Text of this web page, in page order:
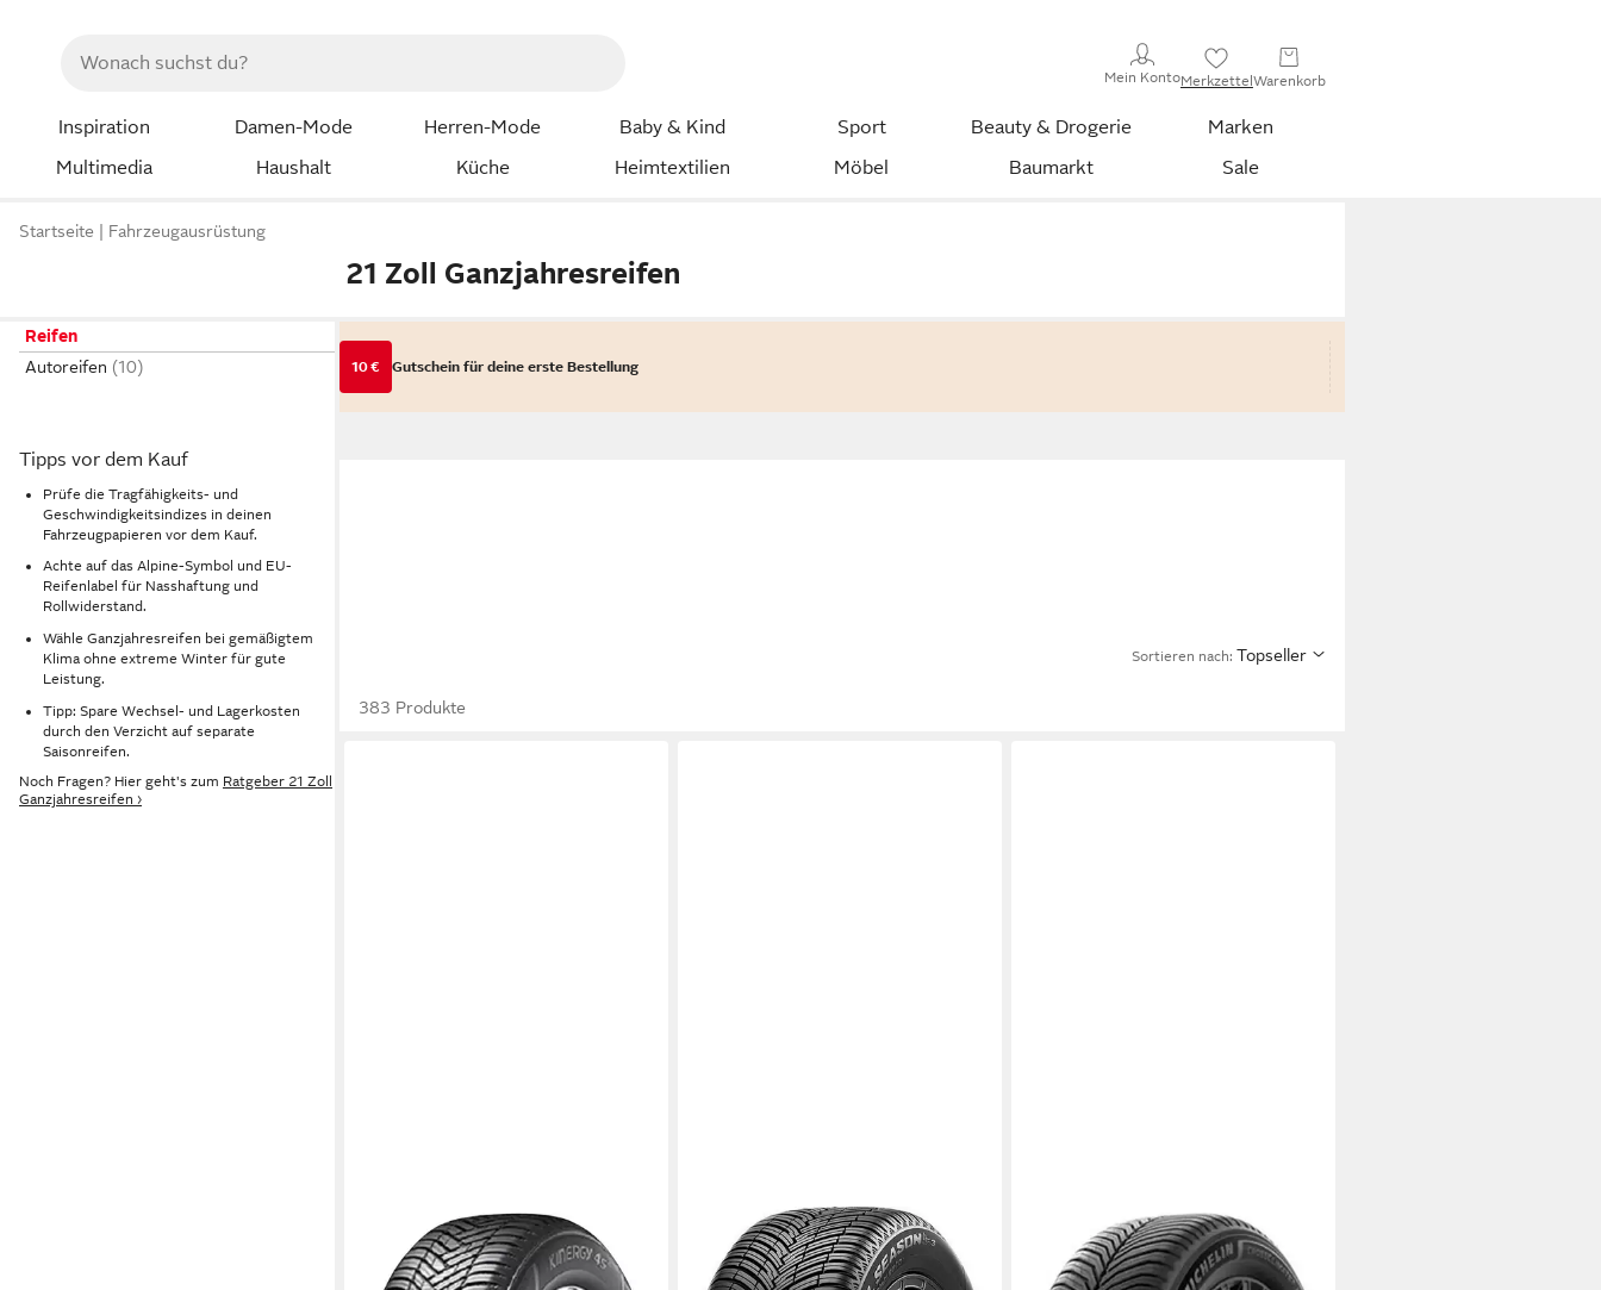
Mein KontoMerkzettelWarenkorb
Inspiration Damen-Mode Herren-Mode Baby & Kind Sport Beauty & Drogerie
Marken
Multimedia
Haushalt Küche Heimtextilien Möbel Baumarkt Sale
Startseite Fahrzeugausrüstung
21 Zoll Ganzjahresreifen
Reifen
Autoreifen
Tipps vor dem Kauf
Prüfe die Tragfähigkeits- und
Geschwindigkeitsindizes in deinen
Fahrzeugpapieren vor dem Kauf.
Achte auf das Alpine-Symbol und EU-
Reifenlabel für Nasshaftung und
Rollwiderstand.
Wähle Ganzjahresreifen bei gemäßigtem
Klima ohne extreme Winter für gute
Leistung.
Tipp: Spare Wechsel- und Lagerkosten
durch den Verzicht auf separate
Saisonreifen.
Noch Fragen? Hier geht's zum Ratgeber 21 Zoll
Ganzjahresreifen ›
10 € Gutschein für deine erste Bestellung
Sortieren nach: Topseller
383 Produkte
Ganzjahresreifen CROSSCLIMATE 3
SPORT